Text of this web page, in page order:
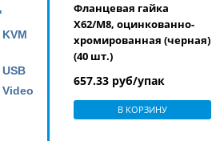
Фланцевая гайка
X62/M8, оцинкованно-
хромированная (черная)
(40 шт.)
657.33 руб/упак
В КОРЗИНУ